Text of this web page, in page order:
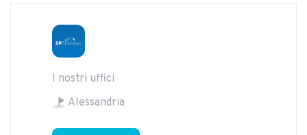
I nostri uffici
Alessandria